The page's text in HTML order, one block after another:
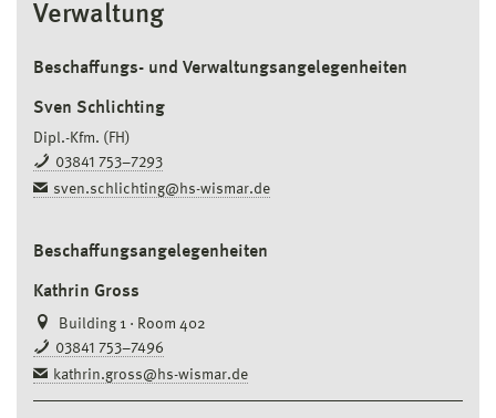
Verwaltung
Beschaffungs- und Verwaltungsangelegenheiten
Sven Schlichting
Dipl.-Kfm. (FH)
03841 753–7293
sven.schlichting@hs-wismar.de
Beschaffungsangelegenheiten
Kathrin Gross
Building 1 · Room 402
03841 753–7496
kathrin.gross@hs-wismar.de